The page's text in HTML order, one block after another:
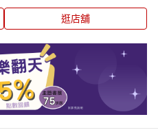
逛店舖